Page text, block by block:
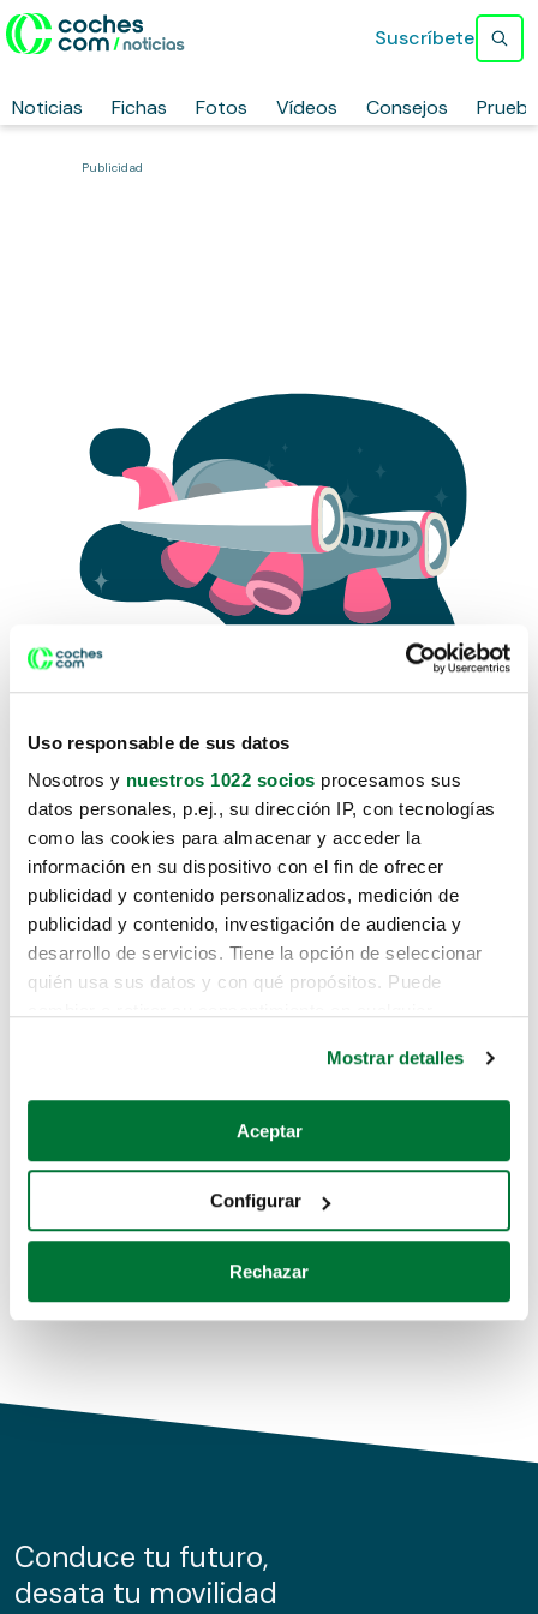
Uso responsable de sus datos
Nosotros y nuestros 1022 socios procesamos sus
datos personales, p.ej., su dirección IP, con tecnologías
como las cookies para almacenar y acceder la
información en su dispositivo con el fin de ofrecer
publicidad y contenido personalizados, medición de
publicidad y contenido, investigación de audiencia y
desarrollo de servicios. Tiene la opción de seleccionar
quién usa sus datos y con qué propósitos. Puede
Si lo permite, también quisiéramos:
Recopilar información sobre su ubicación geográfica
Identificar su dispositivo analizándolo activamente
para buscar características específicas (huellas
Obtenga más información sobre cómo se procesan sus
de cookies.
información sobre el uso que haga del sitio web con
nuestros partners de redes sociales, publicidad y análisis
Mostrar detalles
Aceptar
Configurar
Rechazar
Noticias Fichas Fotos Vídeos Consejos
Suscríbete
Publicidad
Lo sentimos, no sabemos como
te hemos traido hasta aquí.
Pero puedes encontrar el coche que estás
buscando en alguno de estos enlaces:
Coches de segunda mano
Coches de km0
Conduce tu futuro,
desata tu movilidad